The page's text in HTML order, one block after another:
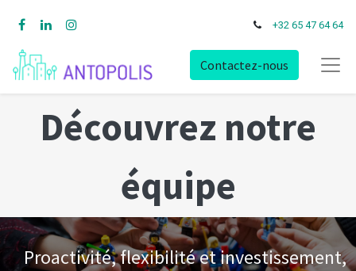
+32 65 47 64 64
Contactez-nous
Découvrez notre
équipe
Proactivité, flexibilité et investissement,